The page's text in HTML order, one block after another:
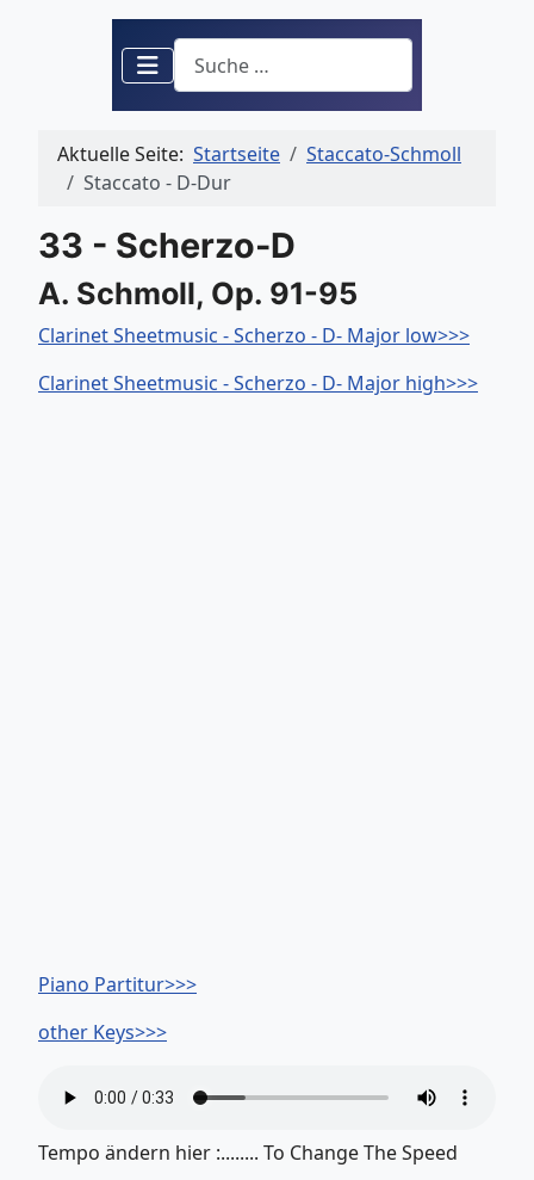
Suchen
Aktuelle Seite: Startseite
Staccato-Schmoll
Staccato - D-Dur
33 - Scherzo-D
A. Schmoll, Op. 91-95
Clarinet Sheetmusic - Scherzo - D- Major low>>>
Clarinet Sheetmusic - Scherzo - D- Major high>>>
Piano Partitur>>>
other Keys>>>
Tempo ändern hier :........ To Change The Speed